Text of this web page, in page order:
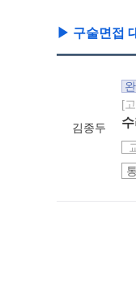
▶ 구술면접
김종두
[